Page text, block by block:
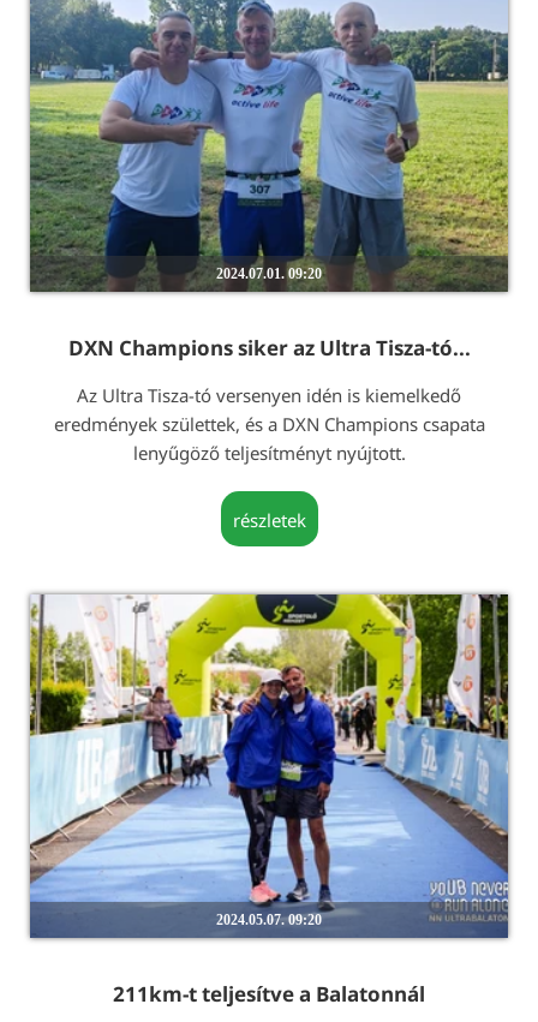
2024.07.01. 09:20
DXN Champions siker az Ultra Tisza-tó...
Az Ultra Tisza-tó versenyen idén is kiemelkedő
eredmények születtek, és a DXN Champions csapata
lenyűgöző teljesítményt nyújtott.
részletek
2024.05.07. 09:20
211km-t teljesítve a Balatonnál